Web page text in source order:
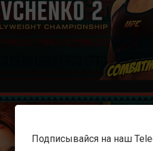
Подписывайся на наш